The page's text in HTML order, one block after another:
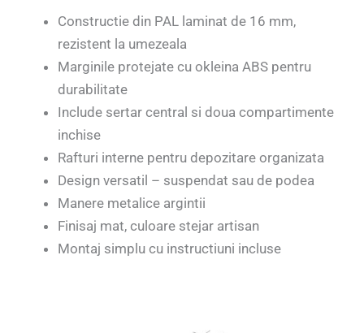
Constructie din PAL laminat de 16 mm,
rezistent la umezeala
Marginile protejate cu okleina ABS pentru
durabilitate
Include sertar central si doua compartimente
inchise
Rafturi interne pentru depozitare organizata
Design versatil – suspendat sau de podea
Manere metalice argintii
Finisaj mat, culoare stejar artisan
Montaj simplu cu instructiuni incluse